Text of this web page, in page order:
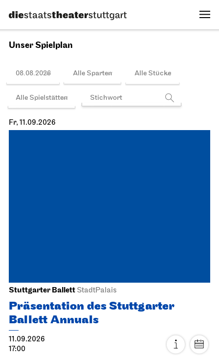
Unser Spielplan
08.08.2026 Alle Sparten Alle Stücke
Alle Spielstätten
Fr, 11.09.2026
Stuttgarter Ballett StadtPalais
Präsentation des Stuttgarter
Ballett Annuals
11.09.2026
17:00